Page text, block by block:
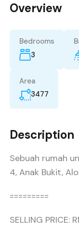
Overview
Bedrooms
3
Area
3477
Description
Sebuah rumah
4, Anak Bukit,
=========
SELLING PRICE: